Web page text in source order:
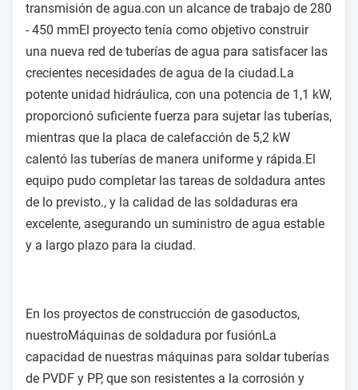
transmisión de agua.con un alcance de trabajo de 280
- 450 mmEl proyecto tenía como objetivo construir
una nueva red de tuberías de agua para satisfacer las
crecientes necesidades de agua de la ciudad.La
potente unidad hidráulica, con una potencia de 1,1 kW,
proporcionó suficiente fuerza para sujetar las tuberías,
mientras que la placa de calefacción de 5,2 kW
calentó las tuberías de manera uniforme y rápida.El
equipo pudo completar las tareas de soldadura antes
de lo previsto., y la calidad de las soldaduras era
excelente, asegurando un suministro de agua estable
y a largo plazo para la ciudad.
En los proyectos de construcción de gasoductos,
nuestroMáquinas de soldadura por fusiónLa
capacidad de nuestras máquinas para soldar tuberías
de PVDF y PP, que son resistentes a la corrosión y